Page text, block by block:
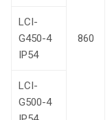
860
LCI-
G450-4
IP54
LCI-
G500-4